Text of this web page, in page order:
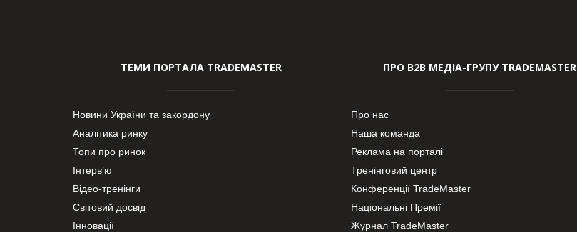
ТЕМИ ПОРТАЛА TRADEMASTER
Новини України та закордону
Аналітика ринку
Топи про ринок
Інтерв’ю
Відео-тренінги
Світовий досвід
Інновації
ПРО В2В МЕДІА-ГРУПУ TRADEMASTER
Про нас
Наша команда
Реклама на порталі
Тренінговий центр
Конференції TradeMaster
Національні Премії
Журнал TradeMaster